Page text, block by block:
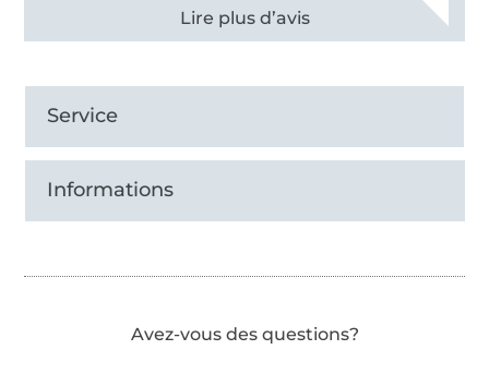
Voir tous les 11496 commentaires
Service
Informations
Avez-vous des questions?